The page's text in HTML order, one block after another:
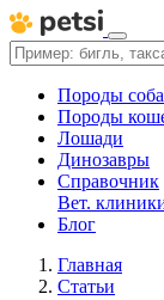
Породы
Породы
Лошади
Динозавры
Справочник
Вет.
Блог
Главная
Статьи